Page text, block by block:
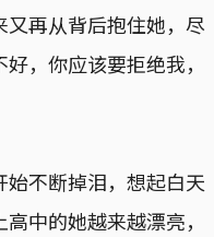
再从背后抱住她，尽
，你应该要拒绝我，
不断掉泪，想起白天
中的她越来越漂亮，